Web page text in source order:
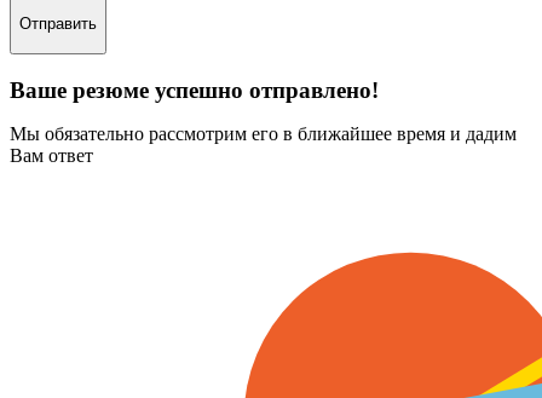
Отправить
Ваше резюме успешно отправлено!
Мы обязательно рассмотрим его в ближайшее время и дадим
Вам ответ